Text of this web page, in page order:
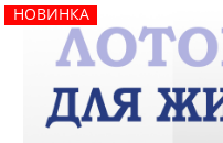
НОВИНКА